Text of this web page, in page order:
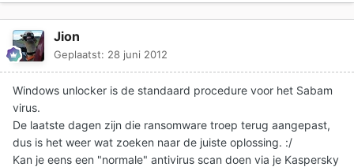
Jion
Geplaatst: 28 juni 2012
Windows unlocker is de standaard procedure voor het Sabam
virus.
De laatste dagen zijn die ransomware troep terug aangepast,
dus is het weer wat zoeken naar de juiste oplossing. :/
Kan je eens een "normale" antivirus scan doen via je Kaspersky